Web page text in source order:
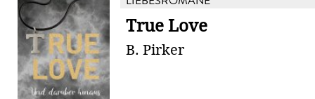
True Love
B. Pirker